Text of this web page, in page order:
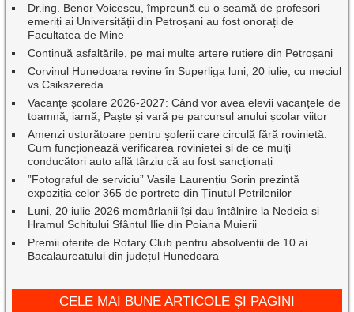
Dr.ing. Benor Voicescu, împreună cu o seamă de profesori
emeriți ai Universității din Petroșani au fost onorați de
Facultatea de Mine
Continuă asfaltările, pe mai multe artere rutiere din Petroșani
Corvinul Hunedoara revine în Superliga luni, 20 iulie, cu meciul
vs Csikszereda
Vacanțe școlare 2026-2027: Când vor avea elevii vacanțele de
toamnă, iarnă, Paște și vară pe parcursul anului școlar viitor
Amenzi usturătoare pentru șoferii care circulă fără rovinietă:
Cum funcționează verificarea rovinietei și de ce mulți
conducători auto află târziu că au fost sancționați
”Fotograful de serviciu” Vasile Laurențiu Sorin prezintă
expoziția celor 365 de portrete din Ținutul Petrilenilor
Luni, 20 iulie 2026 momârlanii își dau întâlnire la Nedeia și
Hramul Schitului Sfântul Ilie din Poiana Muierii
Premii oferite de Rotary Club pentru absolvenții de 10 ai
Bacalaureatului din județul Hunedoara
CELE MAI BUNE ARTICOLE ȘI PAGINI